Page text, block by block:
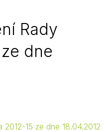
Rady
dne
15 ze dne 18.04.2012